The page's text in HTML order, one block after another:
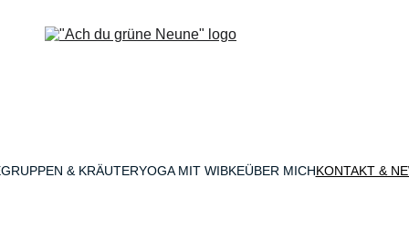
GRUPPEN & KRÄUTERYOGA MIT WIBKEÜBER MICHKONTAKT &